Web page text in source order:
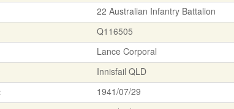
22 Australian Infantry Battalion
Q116505
Lance Corporal
Innisfail QLD
1941/07/29